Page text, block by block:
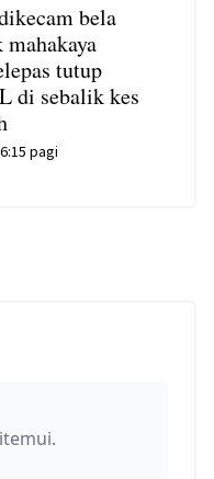
bela
tutup
di sebalik kes
pagi